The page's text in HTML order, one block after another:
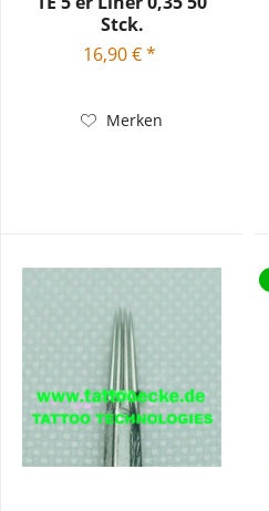
Stck.
16,90 € *
Merken